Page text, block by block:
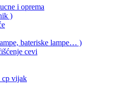
i oprema
)
bateriske lampe… )
cevi
cp vijak